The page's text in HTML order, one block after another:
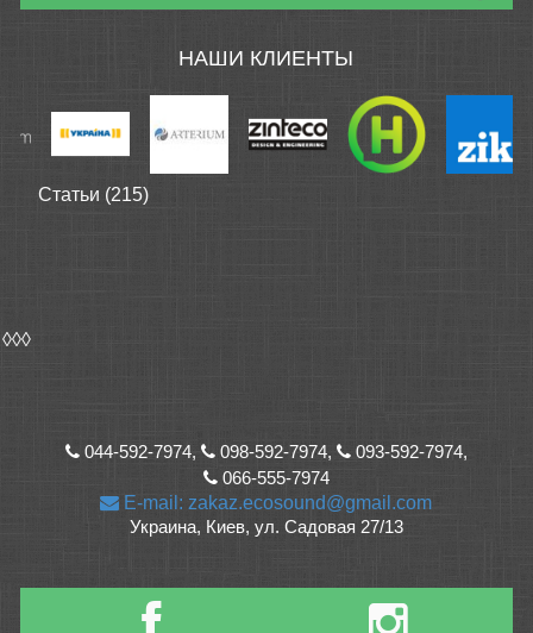
НАШИ КЛИЕНТЫ
Статьи (215)
◊◊◊
044-592-7974, 098-592-7974,
093-592-7974,
066-555-7974
E-mail: zakaz.ecosound@gmail.com
Украина, Киев, ул. Садовая 27/13